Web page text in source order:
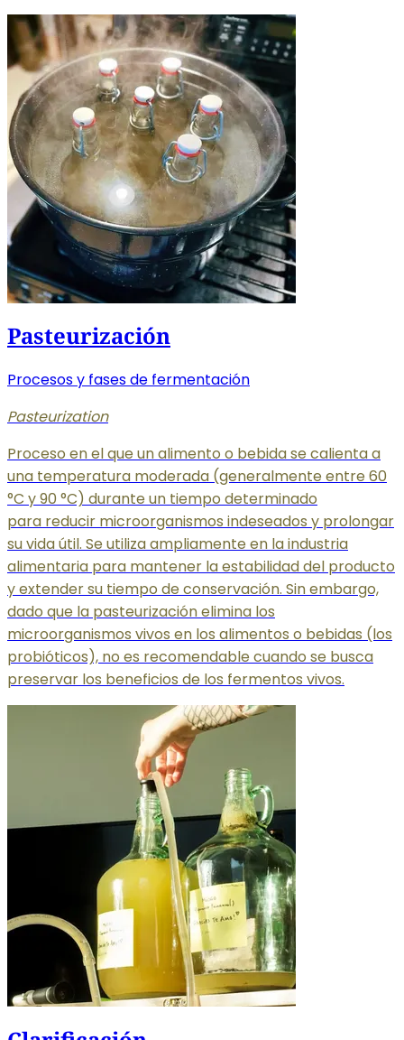
Pasteurización
Procesos y fases de fermentación
Pasteurization
Proceso en el que un alimento o bebida se calienta a
una temperatura moderada (generalmente entre 60
°C y 90 °C) durante un tiempo determinado
para reducir microorganismos indeseados y prolongar
su vida útil. Se utiliza ampliamente en la industria
alimentaria para mantener la estabilidad del producto
y extender su tiempo de conservación. Sin embargo,
dado que la pasteurización elimina los
microorganismos vivos en los alimentos o bebidas (los
probióticos), no es recomendable cuando se busca
preservar los beneficios de los fermentos vivos.